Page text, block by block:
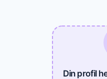
Din profil